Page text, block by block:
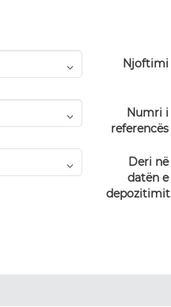
Njoftimi
Numri i
referencës
Deri në
datën e
depozitimit